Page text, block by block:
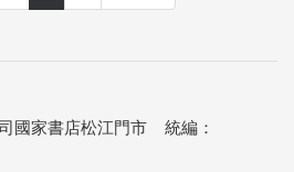
國家書店松江門市 統編：